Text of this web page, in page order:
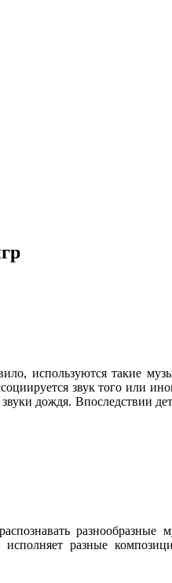
используются такие
звук того или
дождя. Впоследствии
разные